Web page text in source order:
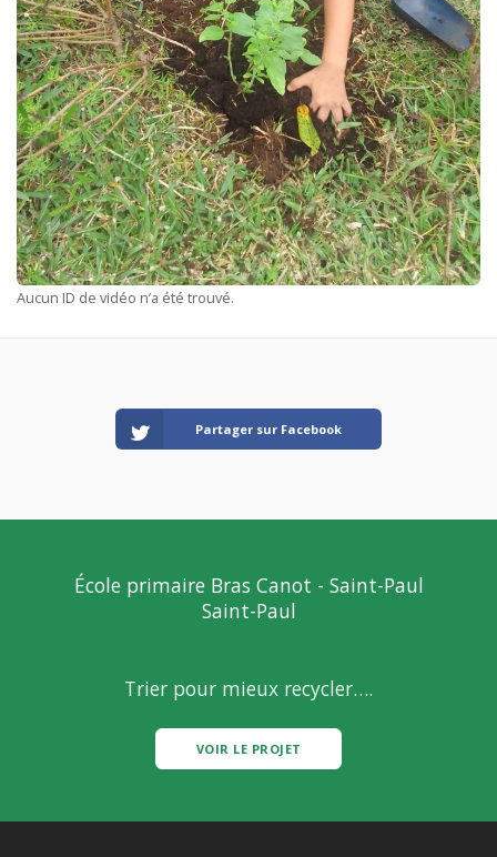
Aucun ID de vidéo n’a été trouvé.
Partager sur Facebook
École primaire Bras Canot - Saint-Paul
Saint-Paul
Trier pour mieux recycler….
VOIR LE PROJET